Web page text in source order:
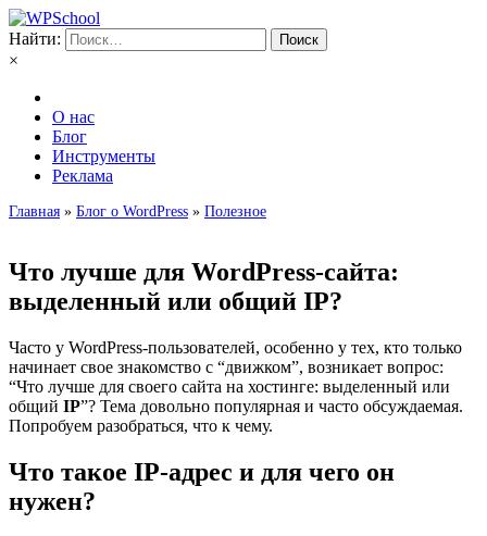
Найти:
×
О нас
Блог
Инструменты
Реклама
Главная » Блог о WordPress » Полезное
Что лучше для WordPress-сайта:
выделенный или общий IP?
Часто у WordPress-пользователей, особенно у тех, кто только
начинает свое знакомство с “движком”, возникает вопрос:
“Что лучше для своего сайта на хостинге: выделенный или
общий IP”? Тема довольно популярная и часто обсуждаемая.
Попробуем разобраться, что к чему.
Что такое IP-адрес и для чего он
нужен?